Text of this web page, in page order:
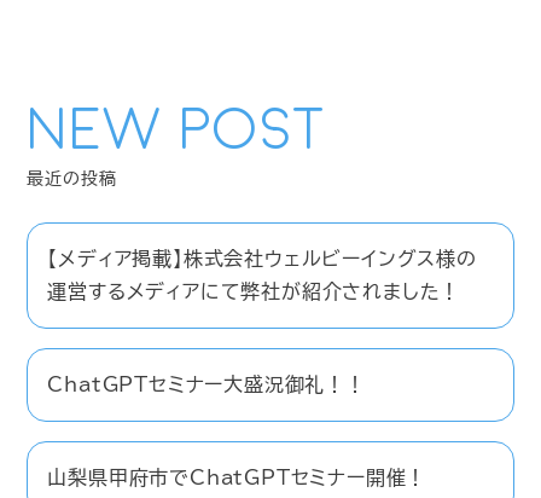
NEW POST
【メディア掲載】株式会社ウェルビーイングス様の
運営するメディアにて弊社が紹介されました！
ChatGPTセミナー大盛況御礼！！
山梨県甲府市でChatGPTセミナー開催！